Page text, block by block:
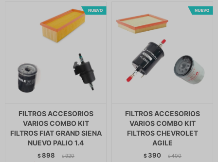
FILTROS ACCESORIOS
VARIOS COMBO KIT
FILTROS FIAT GRAND SIENA
NUEVO PALIO 1.4
$898 $ 920
FILTROS ACCESORIOS
VARIOS COMBO KIT
FILTROS CHEVROLET
AGILE
$ 390 $ 400